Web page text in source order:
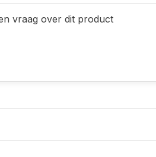
vraag over dit product